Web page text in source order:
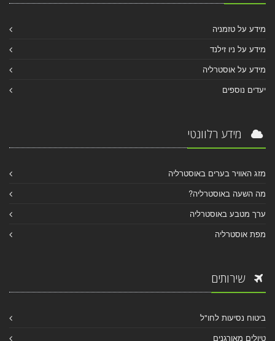
מידע על טזמניה
מידע על ניו זילנד
מידע על אוסטרליה
יעדים נוספים
מידע רלוונטי
מזג האוויר בערים באוסטרליה
מה השעה באוסטרליה?
ערך מטבע באוסטרליה
מפת אוסטרליה
שירותים
ביטוח נסיעות לחו"ל
טיולים מאורגנים